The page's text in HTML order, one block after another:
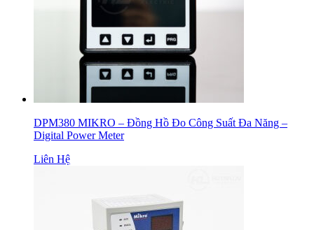
DPM380 MIKRO – Đồng Hồ Đo Công Suất Đa Năng –
Digital Power Meter
Liên Hệ